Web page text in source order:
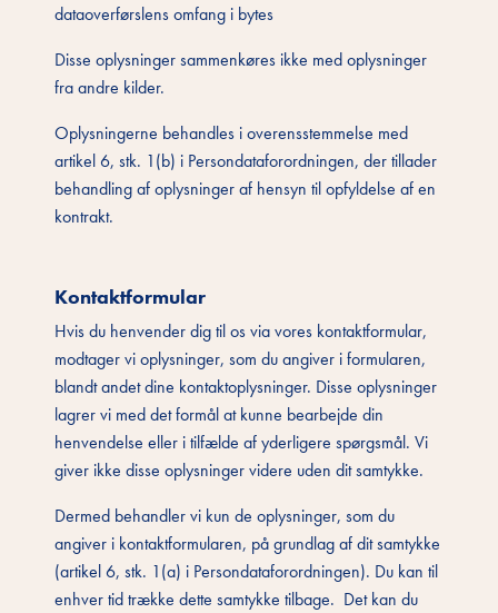
dataoverførslens omfang i bytes
Disse oplysninger sammenkøres ikke med oplysninger
fra andre kilder.
Oplysningerne behandles i overensstemmelse med
artikel 6, stk. 1(b) i Persondataforordningen, der tillader
behandling af oplysninger af hensyn til opfyldelse af en
kontrakt.
Kontaktformular
Hvis du henvender dig til os via vores kontaktformular,
modtager vi oplysninger, som du angiver i formularen,
blandt andet dine kontaktoplysninger. Disse oplysninger
lagrer vi med det formål at kunne bearbejde din
henvendelse eller i tilfælde af yderligere spørgsmål. Vi
giver ikke disse oplysninger videre uden dit samtykke.
Dermed behandler vi kun de oplysninger, som du
angiver i kontaktformularen, på grundlag af dit samtykke
(artikel 6, stk. 1(a) i Persondataforordningen). Du kan til
enhver tid trække dette samtykke tilbage. Det kan du